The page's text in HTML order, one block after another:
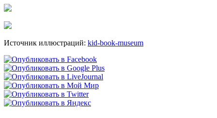
Источник иллюстраций: kid-book-museum